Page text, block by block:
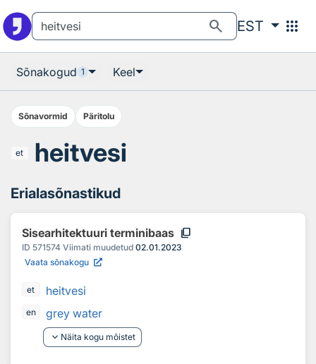
search EST apps
Sõnakogud 1 Keel
Sõnavormid Päritolu
et heitvesi
Erialasõnastikud
Sisearhitektuuri terminibaas content_copy
ID 571574 Viimati muudetud 02.01.2023
Vaata sõnakogu
et heitvesi
en
grey water
keyboard_arrow_down Näita kogu mõistet